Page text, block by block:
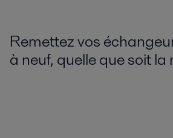
Remettez vos
à neuf, quelle que soit